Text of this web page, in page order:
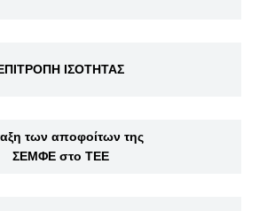
ΙΣΟΤΗΤΑΣ
των αποφοίτων της
ΣΕΜΦΕ στο ΤΕΕ